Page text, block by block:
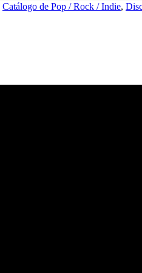
Catálogo de Pop / Rock / Indie,